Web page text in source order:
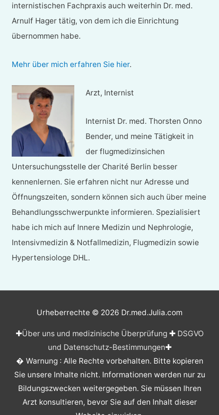
internistischen Fachpraxis auch weiterhin Dr. med.
Arnulf Hager tätig, von dem ich die Einrichtung
übernommen habe.
Mehr über mich erfahren Sie hier.
Arzt, Internist
Internist Dr. med. Thorsten Onno
Bender, und meine Tätigkeit in
der flugmedizinsichen
Untersuchungsstelle der Charité Berlin besser
kennenlernen. Sie erfahren nicht nur Adresse und
Öffnungszeiten, sondern können sich auch über meine
Behandlungsschwerpunkte informieren. Spezialisiert
habe ich mich auf Innere Medizin und Nephrologie,
Intensivmedizin & Notfallmedizin, Flugmedizin sowie
Hypertensiologe DHL.
Urheberrechte © 2026 Dr.med.Julia.com
✚Über uns und medizinische Überprüfung✚ DSGVO
und Datenschutz-Bestimmungen✚
� Warnung : Alle Rechte vorbehalten. Bitte kopieren
Sie unsere Inhalte nicht. Informationen werden nur zu
Bildungszwecken weitergegeben. Sie müssen Ihren
Arzt konsultieren, bevor Sie auf den Inhalt dieser